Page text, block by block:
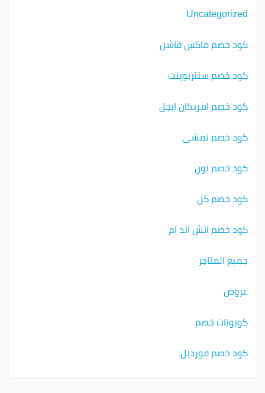
Uncategorized
كود خصم ماكس فاشن
كود خصم سنتربوينت
كود خصم امريكان ايجل
كود خصم نمشي
كود خصم نون
كود خصم كل
كود خصم اتش اند ام
جميع المتاجر
عروض
كوبونات خصم
كود خصم فورديل